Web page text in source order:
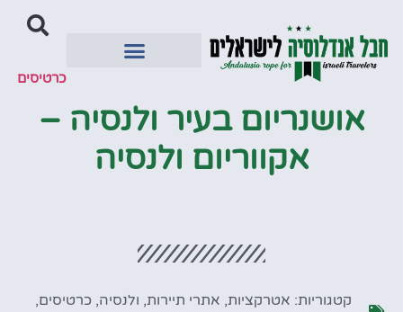
כרטיסים
אושנריום בעיר ולנסיה –
אקווריום ולנסיה
קטגוריות: אטרקציות, אתרי תיירות, ולנסיה, כרטיסים,